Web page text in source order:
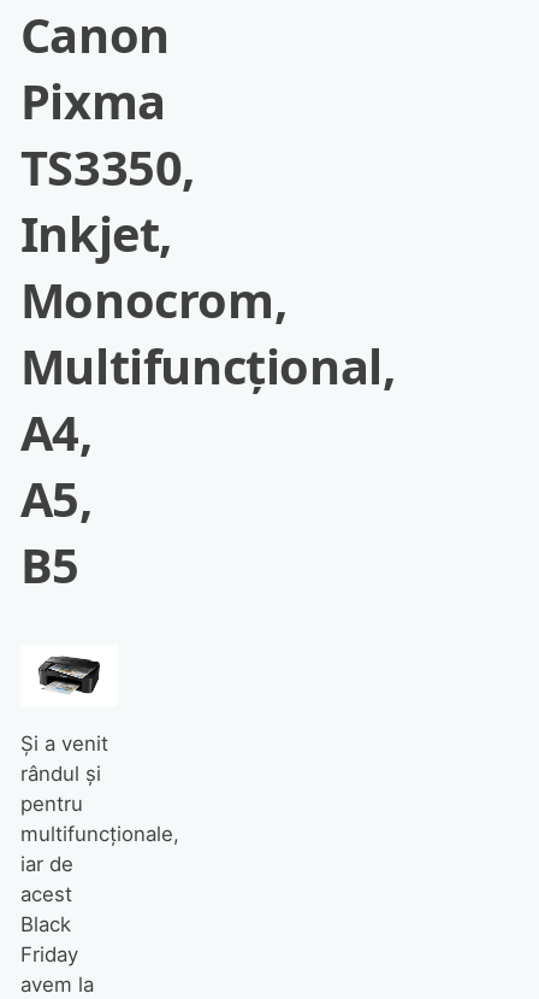
Canon
Pixma
TS3350,
Inkjet,
Monocrom,
Multifuncțional,
A4,
A5,
B5
Și a venit
rândul și
pentru
multifuncționale,
iar de
acest
Black
Friday
avem la